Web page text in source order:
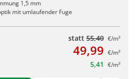
1,5 mm
mit umlaufender Fuge
statt 55,40 €/m²
49,99 €/m²
5,41 €/m²